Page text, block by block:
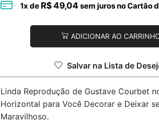
1x de R$49,04 sem juros no Cartão
ADICIONAR AO
Salvar na Lista de
Linda Reprodução de Gustave Courbet
Horizontal para Você Decorar e Deixar
Maravilhoso.